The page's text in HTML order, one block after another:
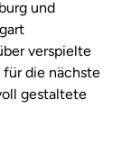
und
verspielte
die nächste
gestaltete